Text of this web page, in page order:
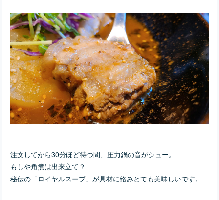
注文してから30分ほど待つ間、圧力鍋の音がシュー。
もしや角煮は出来立て？
秘伝の「ロイヤルスープ」が具材に絡みとても美味しいです。